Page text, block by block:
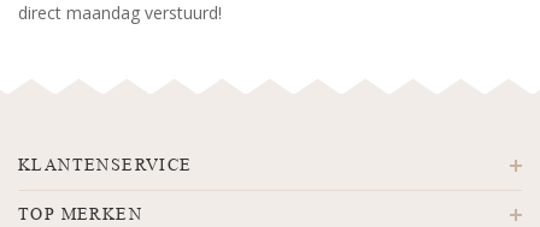
direct maandag verstuurd!
KLANTENSERVICE
TOP MERKEN